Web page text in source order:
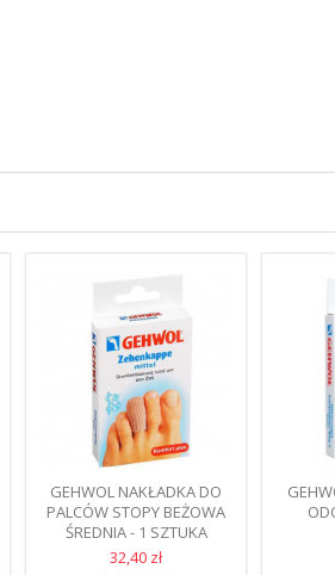
GEHWOL NAKŁADKA DO
PALCÓW STOPY BEŻOWA
ŚREDNIA - 1 SZTUKA
32,40 zł